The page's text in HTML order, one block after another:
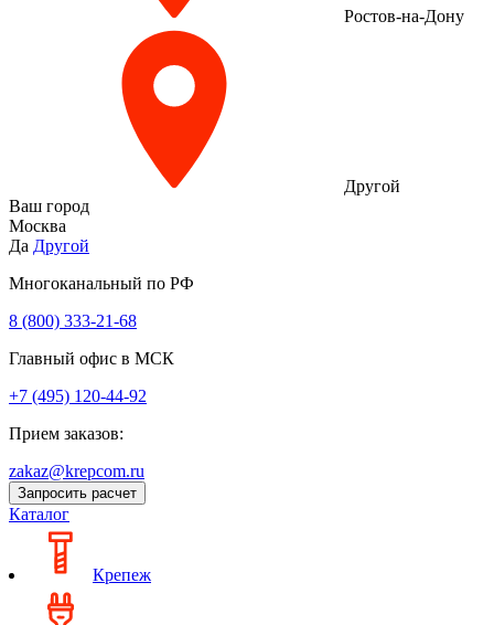
Ростов-на-Дону
Другой
Ваш город
Москва
Да Другой
Многоканальный по РФ
8 (800) 333‑21-68
Главный офис в МСК
+7 (495) 120-44-92
Прием заказов:
zakaz@krepcom.ru
Запросить расчет
Каталог
Крепеж